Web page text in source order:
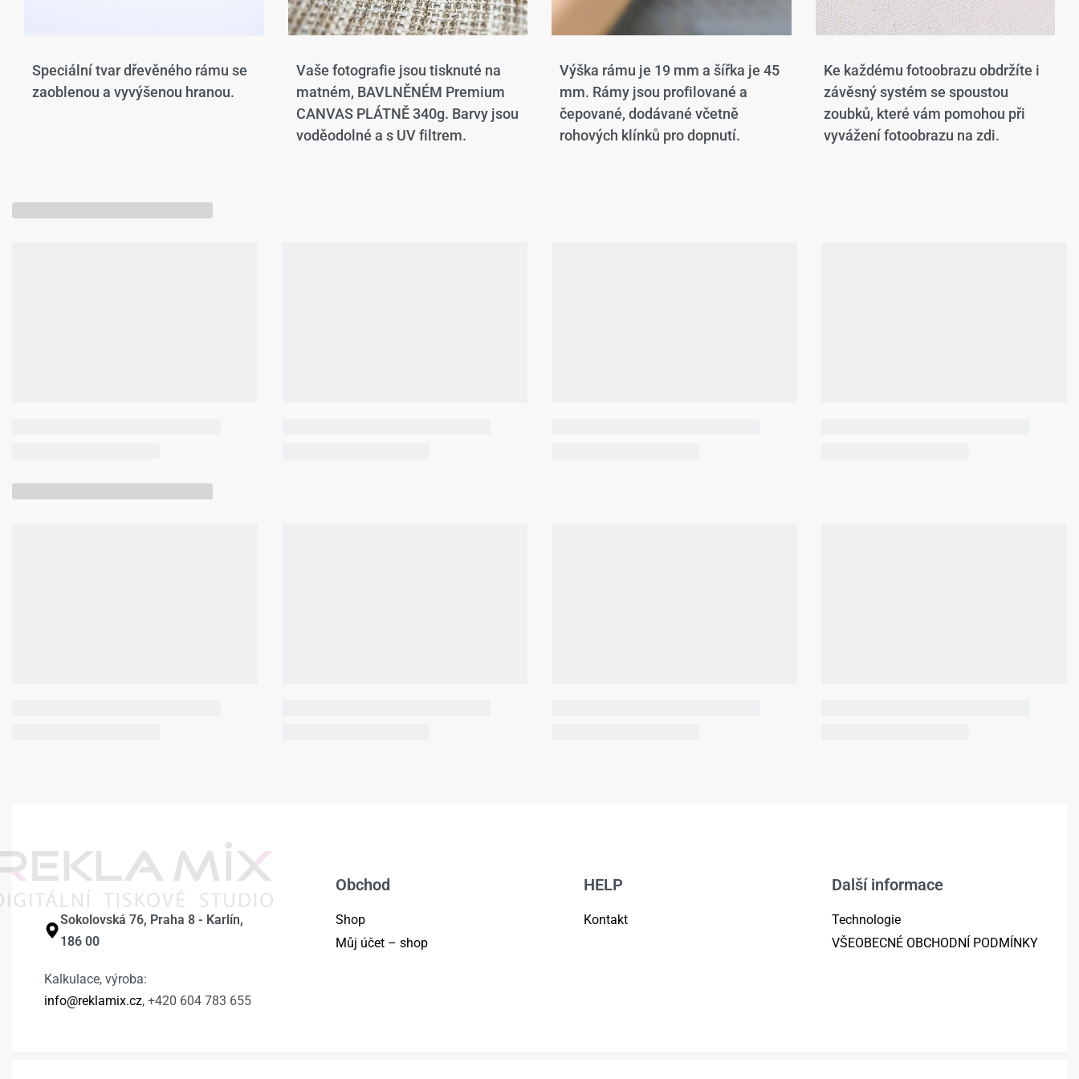
Speciální tvar dřevěného rámu se
zaoblenou a vyvýšenou hranou.​
Vaše fotografie jsou tisknuté na
matném, BAVLNĚNÉM Premium
CANVAS PLÁTNĚ 340g. Barvy jsou
voděodolné a s UV filtrem.
Výška rámu je 19 mm a šířka je 45
mm. Rámy jsou profilované a
čepované, dodávané včetně
rohových klínků pro dopnutí.
Ke každému fotoobrazu obdržíte i
závěsný systém se spoustou
zoubků, které vám pomohou při
vyvážení fotoobrazu na zdi.
Sokolovská 76, Praha 8 - Karlín,
186 00
Kalkulace, výroba:
info@reklamix.cz, +420 604 783 655
Obchod
Shop
Můj účet – shop
HELP
Kontakt
Další informace
Technologie
VŠEOBECNÉ OBCHODNÍ PODMÍNKY